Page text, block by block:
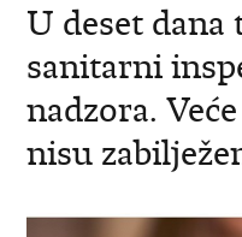
U deset
sanitarni
nadzora.
nisu